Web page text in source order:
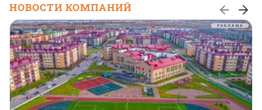
НОВОСТИ КОМПАНИЙ